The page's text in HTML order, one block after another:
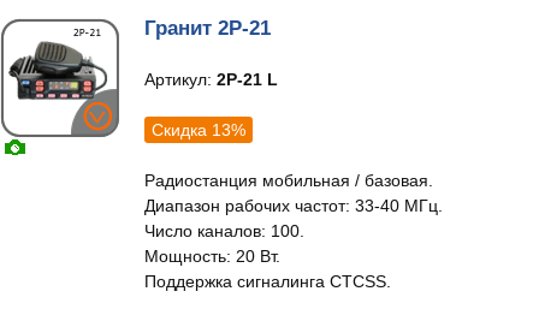
Гранит 2Р-21
Артикул: 2Р-21 L
Скидка 13%
Радиостанция мобильная / базовая.
Диапазон рабочих частот: 33-40 МГц.
Число каналов: 100.
Мощность: 20 Вт.
Поддержка сигналинга CTCSS.